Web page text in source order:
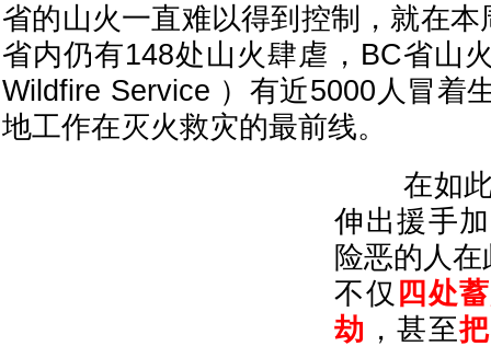
省的山火一直难以得到控制，就在
省内仍有148处山火肆虐，BC省山
Wildfire Service ）有近5000人冒着
地工作在灭火救灾的最前线。
在如此
伸出援手
险恶的人在
不仅 四处
劫 ，甚至